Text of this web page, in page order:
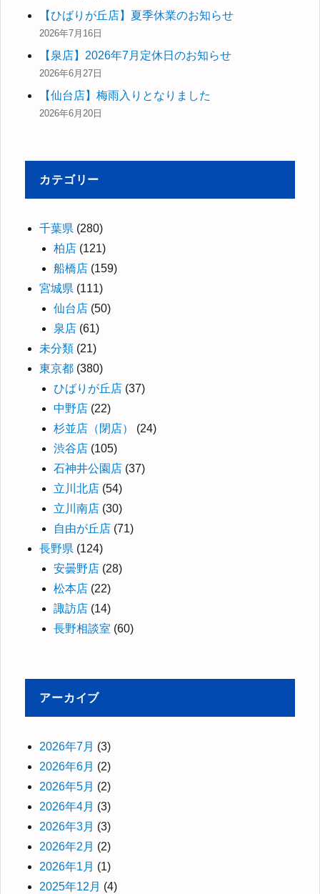
【ひばりが丘店】夏季休業のお知らせ
2026年7月16日
【泉店】2026年7月定休日のお知らせ
2026年6月27日
【仙台店】梅雨入りとなりました
2026年6月20日
カテゴリー
千葉県 (280)
柏店 (121)
船橋店 (159)
宮城県 (111)
仙台店 (50)
泉店 (61)
未分類 (21)
東京都 (380)
ひばりが丘店 (37)
中野店 (22)
杉並店（閉店）
(24)
渋谷店 (105)
石神井公園店 (37)
立川北店 (54)
立川南店 (30)
自由が丘店 (71)
長野県 (124)
安曇野店 (28)
松本店 (22)
諏訪店 (14)
長野相談室 (60)
アーカイブ
2026年7月 (3)
2026年6月 (2)
2026年5月 (2)
2026年4月 (3)
2026年3月 (3)
2026年2月 (2)
2026年1月 (1)
2025年12月 (4)